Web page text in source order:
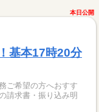
本日公開
基本17時20分
ご希望の方へおすす
求書・振り込み明